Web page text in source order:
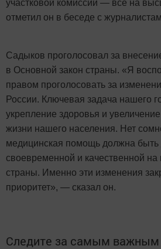
участковой комиссии — все на
отметил он в беседе с
Садыков проголосовал за
в Основной закон страны. «Я
правом проголосовать за
России. Ключевая задача нашего
укрепление здоровья и
жизни нашего населения. Нет
медицинская помощь должна быть
своевременной и качественной на
страны. Именно эти изменения
приоритет», — сказал он.
Следите за самым важным